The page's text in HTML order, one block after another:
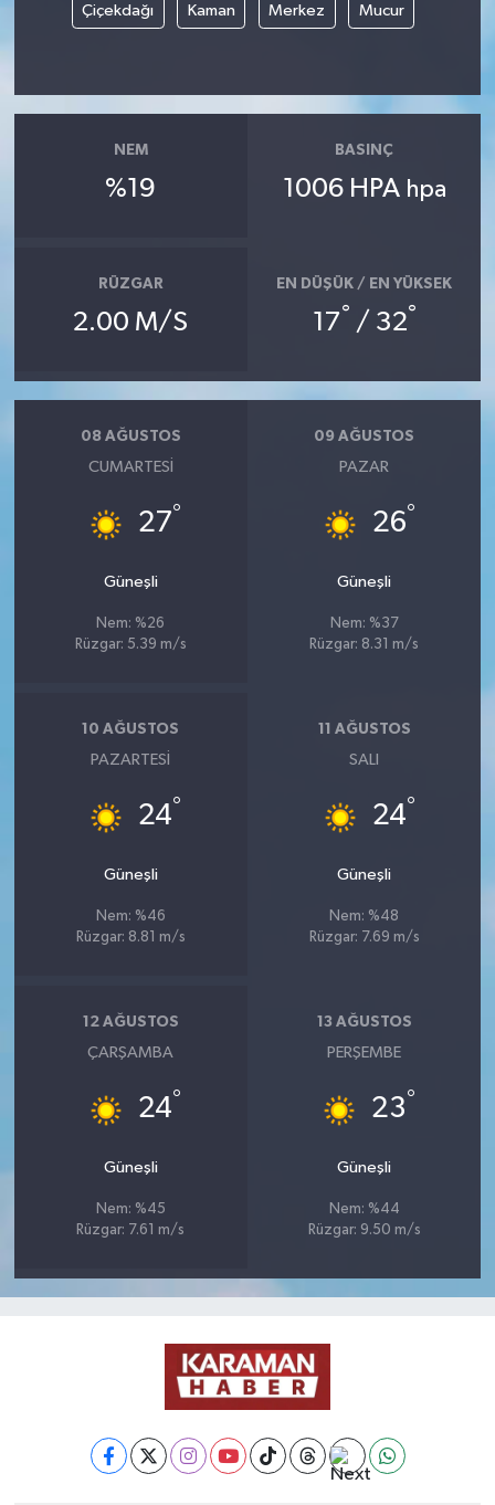
Çiçekdağı Kaman Merkez Mucur
NEM
%19
BASINÇ
1006 HPA hpa
RÜZGAR
2.00 M/S
EN DÜŞÜK / EN YÜKSEK
17° / 32°
08 AĞUSTOS
CUMARTESI
27°
Güneşli
Nem: %26
Rüzgar: 5.39 m/s
09 AĞUSTOS
PAZAR
26°
Güneşli
Nem: %37
Rüzgar: 8.31 m/s
10 AĞUSTOS
PAZARTESI
24°
Güneşli
Nem: %46
Rüzgar: 8.81 m/s
11 AĞUSTOS
SALI
24°
Güneşli
Nem: %48
Rüzgar: 7.69 m/s
12 AĞUSTOS
ÇARŞAMBA
24°
Güneşli
Nem: %45
Rüzgar: 7.61 m/s
13 AĞUSTOS
PERŞEMBE
23°
Güneşli
Nem: %44
Rüzgar: 9.50 m/s